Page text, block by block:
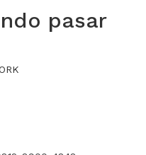
pasar